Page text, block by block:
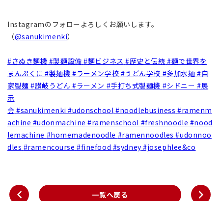
Instagramのフォローよろしくお願いします。
（@sanukimenki）
#さぬき麺機 #製麺設備 #麺ビジネス #歴史と伝統 #麺で世界を
まんぷくに #製麺機 #ラーメン学校 #うどん学校 #多加水麺 #自
家製麺 #讃岐うどん #ラーメン #手打ち式製麺機 #シドニー #展
示
会 #sanukimenki #udonschool #noodlebusiness #ramenm
achine #udonmachine #ramenschool #freshnoodle #nood
lemachine #homemadenoodle #ramennoodles #udonnoo
dles #ramencourse #finefood #sydney #josephlee&co
一覧へ戻る